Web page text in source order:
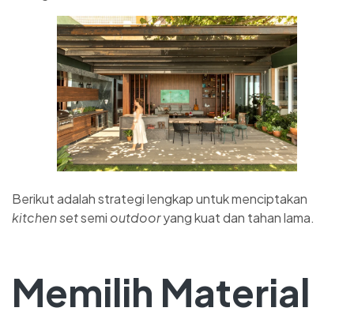
Berikut adalah strategi lengkap untuk menciptakan
kitchen setsemi outdooryang kuat dan tahan lama.
Memilih Material